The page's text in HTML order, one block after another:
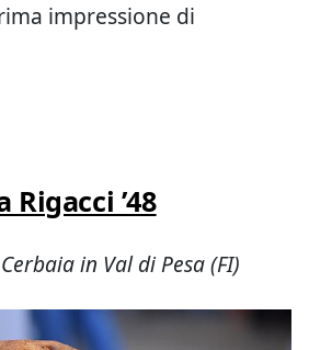
impressione di
Rigacci ’48
in Val di Pesa (FI)